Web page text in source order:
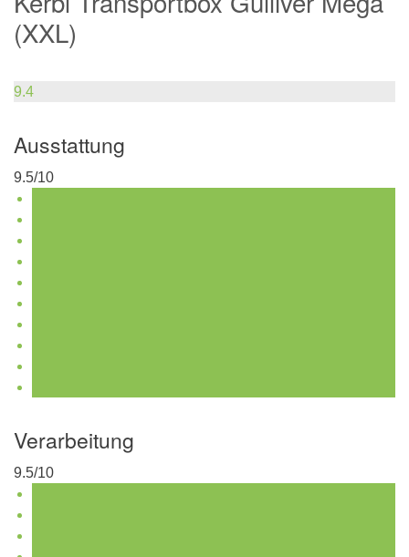
(XXL)
9.4
Ausstattung
9.5/10
Verarbeitung
9.5/10